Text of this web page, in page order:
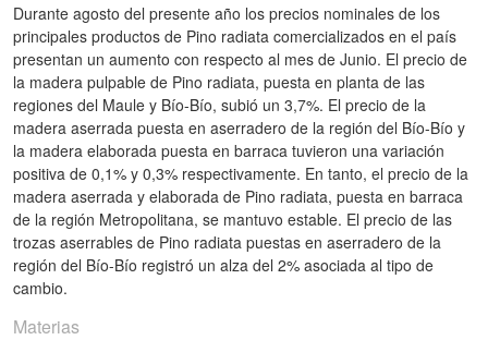
Durante agosto del presente año los precios nominales de los
principales productos de Pino radiata comercializados en el país
presentan un aumento con respecto al mes de Junio. El precio de
la madera pulpable de Pino radiata, puesta en planta de las
regiones del Maule y Bío-Bío, subió un 3,7%. El precio de la
madera aserrada puesta en aserradero de la región del Bío-Bío y
la madera elaborada puesta en barraca tuvieron una variación
positiva de 0,1% y 0,3% respectivamente. En tanto, el precio de la
madera aserrada y elaborada de Pino radiata, puesta en barraca
de la región Metropolitana, se mantuvo estable. El precio de las
trozas aserrables de Pino radiata puestas en aserradero de la
región del Bío-Bío registró un alza del 2% asociada al tipo de
cambio.
Materias